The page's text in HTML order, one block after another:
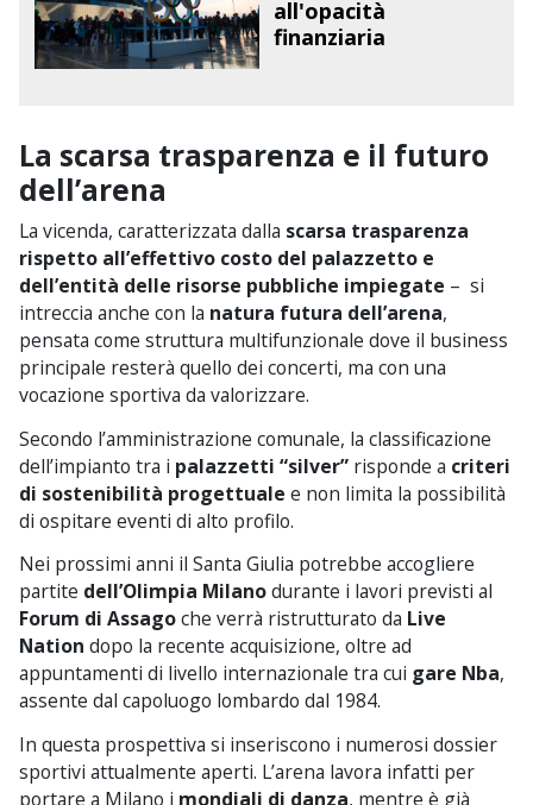
all'opacità
finanziaria
La scarsa trasparenza e il futuro
dell’arena
La vicenda, caratterizzata dalla scarsa trasparenza
rispetto all’effettivo costo del palazzetto e
dell’entità delle risorse pubbliche impiegate – si
intreccia anche con la natura futura dell’arena,
pensata come struttura multifunzionale dove il business
principale resterà quello dei concerti, ma con una
vocazione sportiva da valorizzare.
Secondo l’amministrazione comunale, la classificazione
dell’impianto tra i palazzetti “silver”risponde a criteri
di sostenibilità progettuale e non limita la possibilità
di ospitare eventi di alto profilo.
Nei prossimi anni il Santa Giulia potrebbe accogliere
partite dell’Olimpia Milanodurante i lavori previsti al
Forum di Assagoche verrà ristrutturato da Live
Nation dopo la recente acquisizione, oltre ad
appuntamenti di livello internazionale tra cui gare Nba,
assente dal capoluogo lombardo dal 1984.
In questa prospettiva si inseriscono i numerosi dossier
sportivi attualmente aperti. L’arena lavora infatti per
portare a Milano i mondiali di danza, mentre è già